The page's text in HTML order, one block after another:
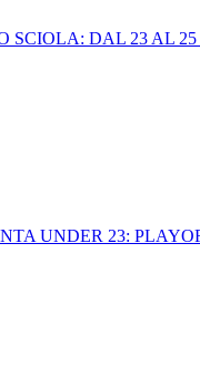
SCIOLA: DAL 23 AL
UNDER 23: